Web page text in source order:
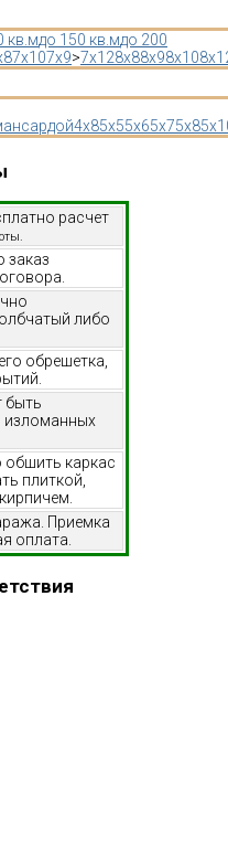
кв.мдо 150 кв.мдо 200
7x107x9>7x128x88x98x10
4x85x55x65x75x8
расчет
заказ
либо
обрешетка,
быть
изломанных
каркас
плиткой,
Приемка
оплата.